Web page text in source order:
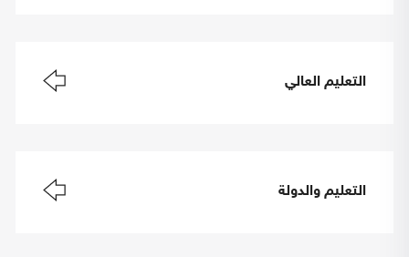
التعليم العالي
التعليم والدولة